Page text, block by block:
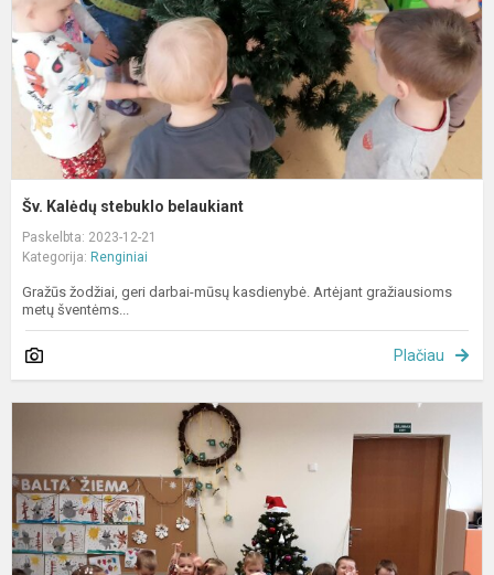
Šv. Kalėdų stebuklo belaukiant
Paskelbta: 2023-12-21
Kategorija: Renginiai
Gražūs žodžiai, geri darbai-mūsų kasdienybė. Artėjant gražiausioms
metų šventėms...
Plačiau